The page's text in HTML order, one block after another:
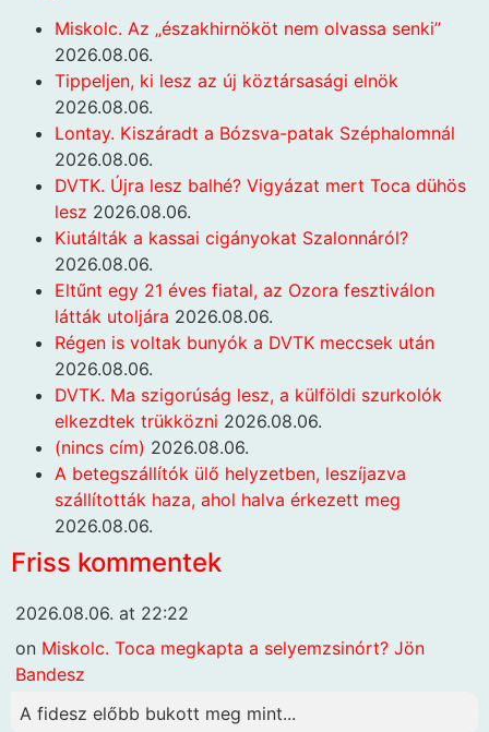
Miskolc. Az „északhirnököt nem olvassa senki”
2026.08.06.
Tippeljen, ki lesz az új köztársasági elnök
2026.08.06.
Lontay. Kiszáradt a Bózsva-patak Széphalomnál
2026.08.06.
DVTK. Újra lesz balhé? Vigyázat mert Toca dühös
lesz 2026.08.06.
Kiutálták a kassai cigányokat Szalonnáról?
2026.08.06.
Eltűnt egy 21 éves fiatal, az Ozora fesztiválon
látták utoljára 2026.08.06.
Régen is voltak bunyók a DVTK meccsek után
2026.08.06.
DVTK. Ma szigorúság lesz, a külföldi szurkolók
elkezdtek trükközni 2026.08.06.
(nincs cím) 2026.08.06.
A betegszállítók ülő helyzetben, leszíjazva
szállították haza, ahol halva érkezett meg
2026.08.06.
Friss kommentek
2026.08.06. at 22:22
on Miskolc. Toca megkapta a selyemzsinórt? Jön
Bandesz
A fidesz előbb bukott meg mint...